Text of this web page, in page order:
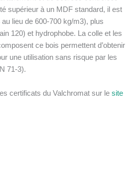
supérieur à un MDF standard, il est
lieu de 600-700 kg/m3), plus
120) et hydrophobe. La colle et les
ce bois permettent d’obtenir
une utilisation sans risque par les
71-3).
certificats du Valchromat sur le site